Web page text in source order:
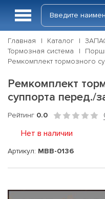
Главная Каталог
Тормозная система
Ремкомплект тормозного
Ремкомплект
суппорта перед./
Рейтинг 0.0
Нет в наличии
Артикул: MBB-0136